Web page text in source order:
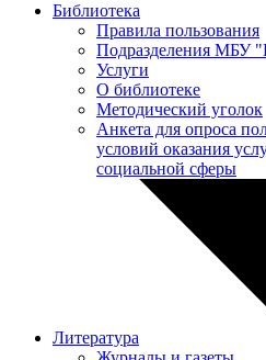
Библиотека
Правила пользования
Подразделения МБУ
Услуги
О библиотеке
Методический уголок
Анкета для опроса
условий оказания
социальной сферы
Литература